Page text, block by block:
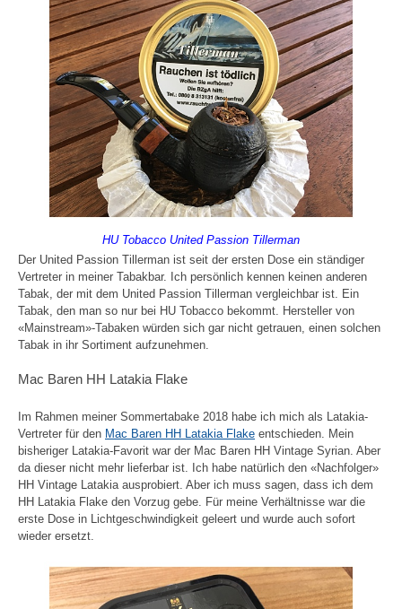
HU Tobacco United Passion Tillerman
Der United Passion Tillerman ist seit der ersten Dose ein ständiger
Vertreter in meiner Tabakbar. Ich persönlich kennen keinen anderen
Tabak, der mit dem United Passion Tillerman vergleichbar ist. Ein
Tabak, den man so nur bei HU Tobacco bekommt. Hersteller von
«Mainstream»-Tabaken würden sich gar nicht getrauen, einen solchen
Tabak in ihr Sortiment aufzunehmen.
Mac Baren HH Latakia Flake
Im Rahmen meiner Sommertabake 2018 habe ich mich als Latakia-
Vertreter für den Mac Baren HH Latakia Flake entschieden. Mein
bisheriger Latakia-Favorit war der Mac Baren HH Vintage Syrian. Aber
da dieser nicht mehr lieferbar ist. Ich habe natürlich den «Nachfolger»
HH Vintage Latakia ausprobiert. Aber ich muss sagen, dass ich dem
HH Latakia Flake den Vorzug gebe. Für meine Verhältnisse war die
erste Dose in Lichtgeschwindigkeit geleert und wurde auch sofort
wieder ersetzt.